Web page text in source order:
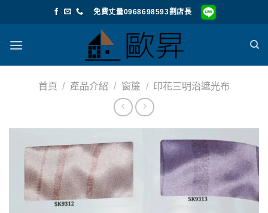
to
免費丈量0968698593劉店長
首頁 / 產品介紹 / 窗簾 / 印花三明治遮光布